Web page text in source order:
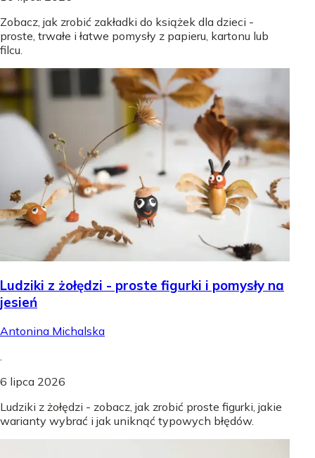
Zobacz, jak zrobić zakładki do książek dla dzieci -
proste, trwałe i łatwe pomysły z papieru, kartonu lub
filcu.
Ludziki z żołędzi - proste figurki i pomysły na
jesień
Antonina Michalska
.
6 lipca 2026
Ludziki z żołędzi - zobacz, jak zrobić proste figurki, jakie
warianty wybrać i jak uniknąć typowych błędów.